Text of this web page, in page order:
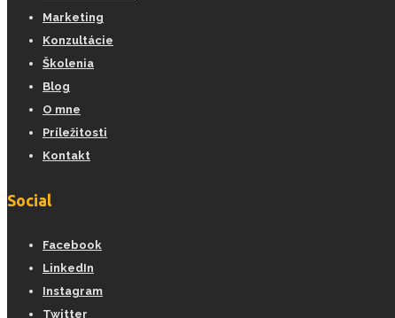
Marketing
Konzultácie
Školenia
Blog
O mne
Príležitosti
Kontakt
Social
Facebook
LinkedIn
Instagram
Twitter